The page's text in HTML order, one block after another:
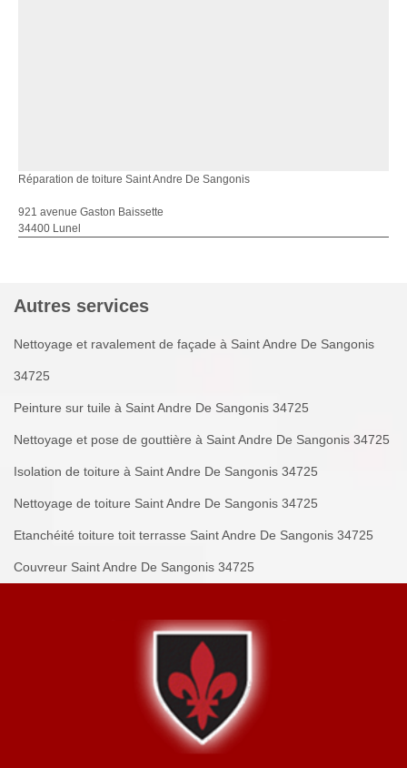
Réparation de toiture Saint Andre De Sangonis
921 avenue Gaston Baissette
34400 Lunel
Autres services
Nettoyage et ravalement de façade à Saint Andre De Sangonis
34725
Peinture sur tuile à Saint Andre De Sangonis 34725
Nettoyage et pose de gouttière à Saint Andre De Sangonis 34725
Isolation de toiture à Saint Andre De Sangonis 34725
Nettoyage de toiture Saint Andre De Sangonis 34725
Etanchéité toiture toit terrasse Saint Andre De Sangonis 34725
Couvreur Saint Andre De Sangonis 34725